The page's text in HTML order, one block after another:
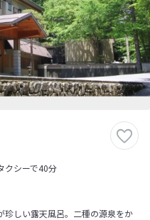
クシーで40分
珍しい露天風呂。二種の源泉をか